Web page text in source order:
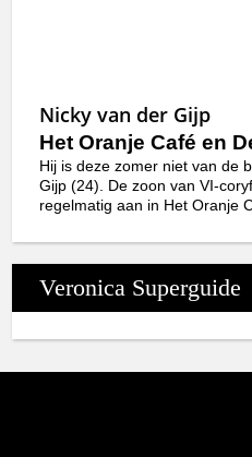
Nicky van der Gijp
Het Oranje Café en
Hij is deze zomer niet van de
Gijp (24). De zoon van VI-
regelmatig aan in Het Oranje
Veronica Superguide